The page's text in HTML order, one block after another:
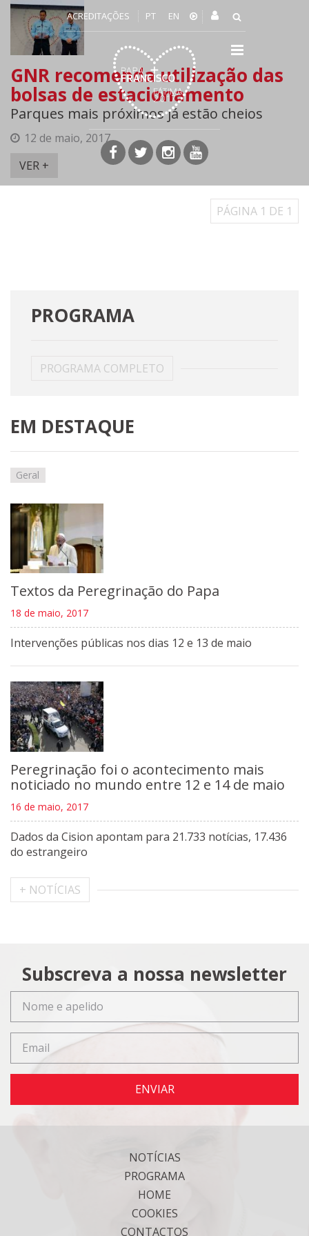
ACREDITAÇÕES PT EN
Página facebook
Página twitter
Página instagram
Página youtube
Toggle
navigation
GNR recomenda utilização das
bolsas de estacionamento
Parques mais próximos já estão cheios
12 de maio, 2017
VER +
PÁGINA 1 DE 1
PROGRAMA
PROGRAMA COMPLETO
EM DESTAQUE
Geral
Textos da Peregrinação do Papa
18 de maio, 2017
Intervenções públicas nos dias 12 e 13 de maio
Peregrinação foi o acontecimento mais
noticiado no mundo entre 12 e 14 de maio
16 de maio, 2017
Dados da Cision apontam para 21.733 notícias, 17.436
do estrangeiro
+ NOTÍCIAS
Subscreva a nossa newsletter
ENVIAR
NOTÍCIAS
PROGRAMA
HOME
COOKIES
CONTACTOS